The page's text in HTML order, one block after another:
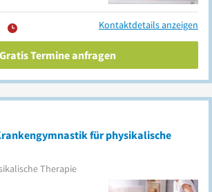
Kontaktdetails anzeigen
Gratis Termine anfragen
für physikalische
Therapie